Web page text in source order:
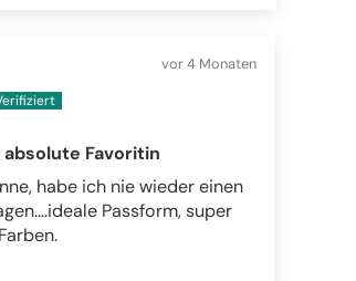
vor 4 Monaten
Favoritin
habe ich nie wieder einen
Passform, super